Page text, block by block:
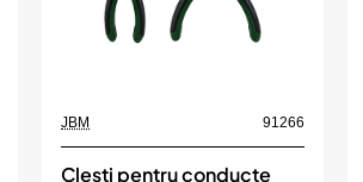
JBM 91266
Clesti pentru conducte